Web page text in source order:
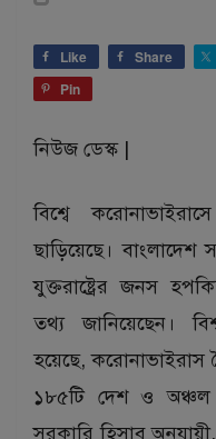
Like Share
Pin
নিউজ ডেস্ক |
বিশ্বে
ছাড়িয়েছে।
যুক্তরাষ্ট্রের জনস
তথ্য জানিয়েছেন।
হয়েছে, করোনাভাইরাস
১৮৫টি দেশ ও অঞ্চল
সরকারি হিসাব